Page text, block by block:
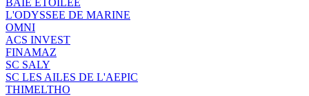
L'ODYSSEE DE MARINE
OMNI
ACS INVEST
FINAMAZ
SC SALY
SC LES AILES DE L'AEPIC
THIMELTHO